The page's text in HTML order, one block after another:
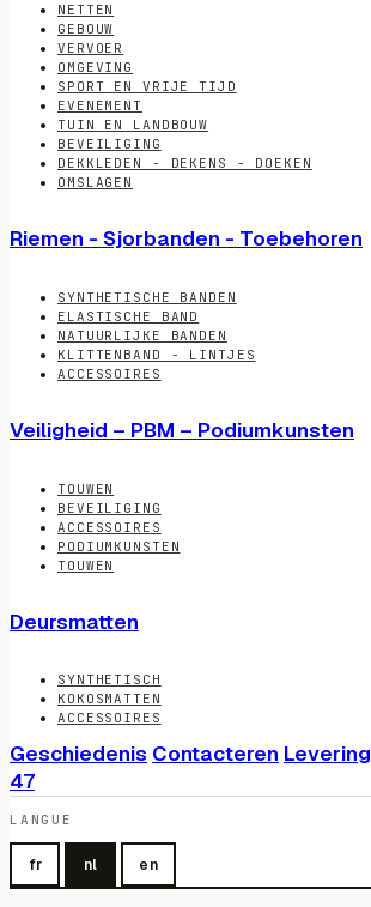
NETTEN
GEBOUW
VERVOER
OMGEVING
SPORT EN VRIJE TIJD
EVENEMENT
TUIN EN LANDBOUW
BEVEILIGING
DEKKLEDEN - DEKENS - DOEKEN
OMSLAGEN
Riemen - Sjorbanden - Toebehoren
SYNTHETISCHE BANDEN
ELASTISCHE BAND
NATUURLIJKE BANDEN
KLITTENBAND - LINTJES
ACCESSOIRES
Veiligheid – PBM – Podiumkunsten
TOUWEN
BEVEILIGING
ACCESSOIRES
PODIUMKUNSTEN
TOUWEN
Deursmatten
SYNTHETISCH
KOKOSMATTEN
ACCESSOIRES
Geschiedenis Contacteren Levering
47
LANGUE
fr nl en